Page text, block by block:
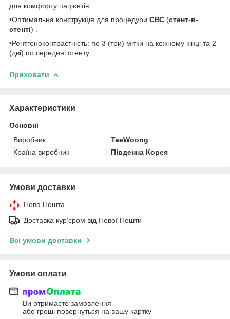
для комфорту пацієнтів.
•Оптимальна конструкція для процедури СВС (стент-в-
стенті) .
•Рентгеноконтрастність: по 3 (три) мітки на кожному кінці та 2
(дві) по середині стенту.
Приховати
Характеристики
Основні
Виробник
TaeWoong
Країна виробник
Південна Корея
Умови доставки
Нова Пошта
Доставка кур'єром від Нової Пошти
Всі умови доставки
Умови оплати
Ви отримаєте замовлення
або гроші повернуться на вашу картку